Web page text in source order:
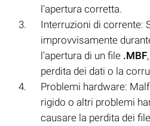
l'apertura corretta.
Interruzioni di corrente:
improvvisamente
l'apertura di un file .MBF
perdita dei dati o la
Problemi hardware:
rigido o altri problemi
causare la perdita dei file